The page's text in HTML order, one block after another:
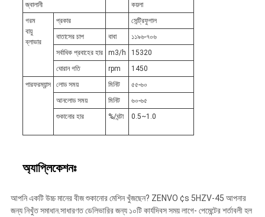
জ্বালানী
কয়লা
গরম
বায়ু
ব্লাভার
প্রকার
সেন্ট্রিফুগাল
বাতাসের চাপ
বাবা
১১৯৬-৭০৬
সর্বাধিক প্রবাহের হার
m3/h
15320
ঘোরান গতি
rpm
1450
পারফরম্যান্স
লোড সময় মিনিট
৫৫-৬০
আনলোড সময়
মিনিট
৬০-৬৫
শুকানোর হার
%/ঘন্টা 0.5~1.0
অ্যাপ্লিকেশনঃ
আপনি একটি উচ্চ মানের বীজ শুকানোর মেশিন খুঁজছেন? ZENVO ¢s 5HZV-45 আপনার
জন্য নিখুঁত সমাধান.সাধারণত ডেলিভারির জন্য ১০টি কার্যদিবস সময় লাগে- পেমেন্টের শর্তাবলী হল